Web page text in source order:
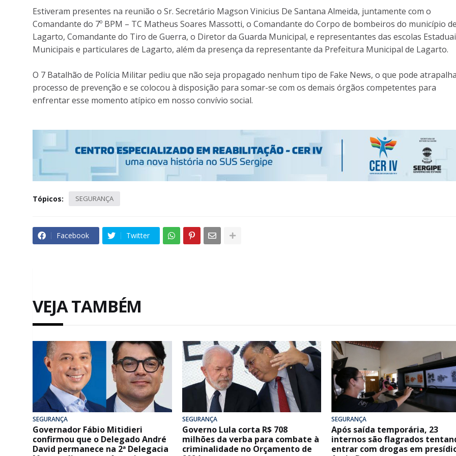
Estiveram presentes na reunião o Sr. Secretário Magson Vinicius De Santana Almeida, juntamente com o
Comandante do 7º BPM – TC Matheus Soares Massotti, o Comandante do Corpo de bombeiros do município de
Lagarto, Comandante do Tiro de Guerra, o Diretor da Guarda Municipal, e representantes das escolas
Municipais e particulares de Lagarto, além da presença da representante da Prefeitura Municipal de Lagarto.
O 7 Batalhão de Polícia Militar pediu que não seja propagado nenhum tipo de Fake News, o que pode
processo de prevenção e se colocou à disposição para somar-se com os demais órgãos competentes para
enfrentar esse momento atípico em nosso convívio social.
Tópicos: SEGURANÇA
Facebook Twitter
VEJA TAMBÉM
SEGURANÇA
Governador Fábio Mitidieri
confirmou que o Delegado André
David permanece na 2ª Delegacia
SEGURANÇA
Governo Lula corta R$ 708
milhões da verba para combate à
criminalidade no Orçamento de
SEGURANÇA
Após saída temporária, 23
internos são flagrados
entrar com drogas em